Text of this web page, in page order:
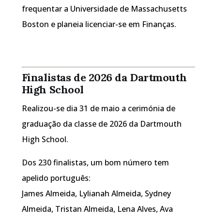
frequentar a Universidade de Massachusetts
Boston e planeia licenciar-se em Finanças.
Finalistas de 2026 da Dartmouth
High School
Realizou-se dia 31 de maio a cerimónia de
graduação da classe de 2026 da Dartmouth
High School.
Dos 230 finalistas, um bom número tem
apelido português:
James Almeida, Lylianah Almeida, Sydney
Almeida, Tristan Almeida, Lena Alves, Ava